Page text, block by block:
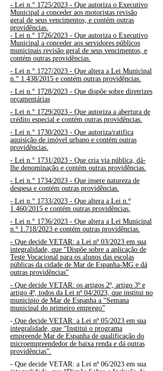
- Lei n.° 1725/2023 - Que autoriza o Executivo
Municipal a conceder aos motoristas revisão
geral de seus vencimentos, e contém outras
providências.
- Lei n.° 1726/2023 - Que autoriza o Executivo
Municipal a conceder aos servidores públicos
municipais revisão geral de seus vencimentos, e
contém outras providências.
- Lei n.° 1727/2023 - Que altera a Lei Municipal
n.° 1.438/2015 e contém outras providências.
- Lei n.° 1728/2023 - Que dispõe sobre diretrizes
orçamentárias
- Lei n.° 1729/2023 - Que autoriza a abertura de
crédito especial e contém outras providências.
- Lei n.° 1730/2023 - Que autoriza/ratifica
aquisição de imóvel urbano e contém outras
providências.
- Lei n.° 1731/2023 - Que cria via pública, dá-
lhe denominação e contém outras providências.
- Lei n.° 1734/2023 - Que insere natureza de
despesa e contém outras providências.
- Lei n.° 1733/2023 - Que altera a Lei n.º
1.460/2015 e contém outras providências.
- Lei n.° 1736/2023 - Que altera a Lei Municipal
n.º 1.718/2023 e contém outras providências.
- Que decide VETAR: a Lei nº 03/2023 em sua
integralidade, que “Dispõe sobre a aplicação de
Teste Vocacional para os alunos das escolas
públicas da cidade de Mar de Espanha-MG e dá
outras providências”
- Que decide VETAR: os artigos 2º, artigo 3º e
artigo 4º, todos da Lei nº 04/2023, que institui no
município de Mar de Espanha a “Semana
municipal do primeiro emprego”
- Que decide VETAR: a Lei nº 05/2023 em sua
integralidade, que “Institui o programa
empreende Mar de Espanha de qualificação do
microempreendedor de baixa renda e dá outras
providências”.
- Que decide VETAR: a Lei nº 06/2023 em sua